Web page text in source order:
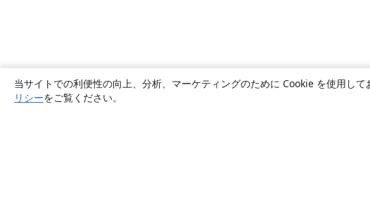
当サイトでの利便性の向上、分析、マーケティングのために Cookie を使用し
リシーをご覧ください。